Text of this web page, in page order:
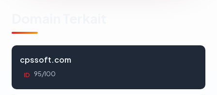
cpssoft.com
ID 95/100